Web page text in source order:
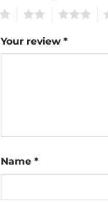
Your review *
Name *